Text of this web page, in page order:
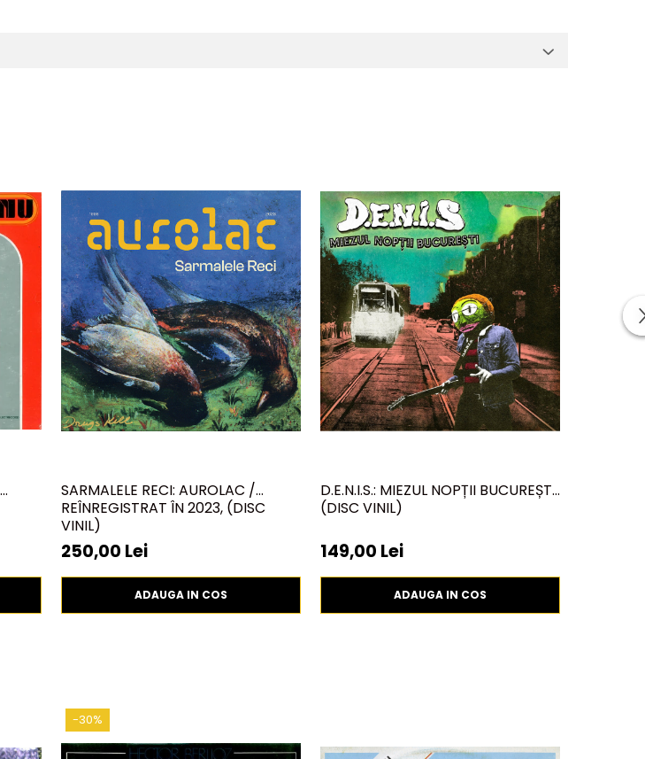
SARMALELE RECI: AUROLAC /
REÎNREGISTRAT ÎN 2023, (DISC
VINIL)
250,00 Lei
ADAUGA IN COS
D.E.N.I.S.: MIEZUL NOPȚII BUCUREȘTI,
(DISC VINIL)
149,00 Lei
ADAUGA IN COS
-30%